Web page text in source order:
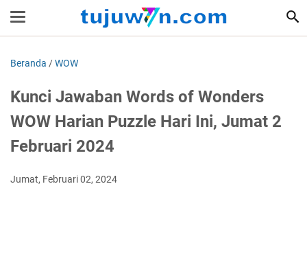
Beranda /WOW
Kunci Jawaban Words of Wonders
WOW Harian Puzzle Hari Ini, Jumat 2
Februari 2024
Jumat, Februari 02, 2024